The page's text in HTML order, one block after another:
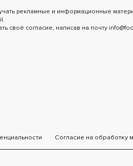
рекламные и информационные
своё согласие, написав на почту
Согласие на обработку